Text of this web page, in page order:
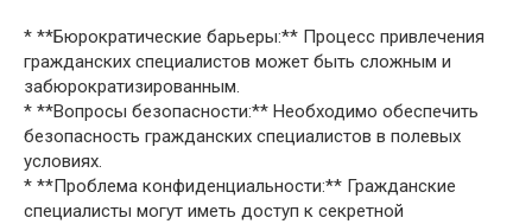
* **Бюрократические барьеры:** Процесс привлечения
гражданских специалистов может быть сложным и
забюрократизированным.
* **Вопросы безопасности:** Необходимо обеспечить
безопасность гражданских специалистов в полевых
условиях.
* **Проблема конфиденциальности:** Гражданские
специалисты могут иметь доступ к секретной